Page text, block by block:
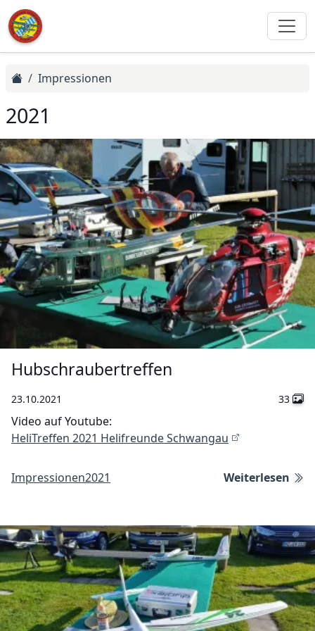
Impressionen
2021
Hubschraubertreffen
23.10.2021 33
Video auf Youtube:
HeliTreffen 2021 Helifreunde Schwangau
Impressionen2021 Weiterlesen